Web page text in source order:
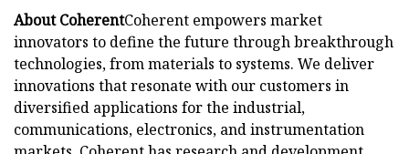
About CoherentCoherent empowers market
innovators to define the future through breakthrough
technologies, from materials to systems. We deliver
innovations that resonate with our customers in
diversified applications for the industrial,
communications, electronics, and instrumentation